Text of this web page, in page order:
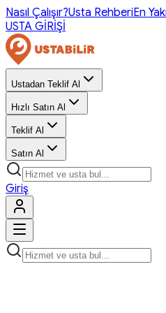
Nasıl Çalışır?Usta RehberiEn
USTA GİRİŞİ
Ustadan Teklif Al
Hızlı Satın Al
Teklif Al
Satın Al
Giriş